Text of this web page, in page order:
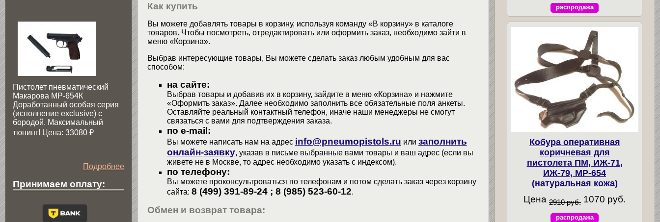
Как купить
Вы можете добавлять товары в корзину, используя команду «В корзину» в каталоге
товаров. Чтобы посмотреть, отредактировать или оформить заказ, необходимо зайти в
меню «Корзина».
Выбрав интересующие товары, Вы можете сделать заказ любым удобным для вас
способом:
на сайте:
Выбрав товары и добавив их в корзину, зайдите в меню «Корзина» и нажмите
«Оформить заказ». Далее необходимо заполнить все обязательные поля анкеты.
Оставляйте реальный контактный телефон, иначе наши менеджеры не смогут
связаться с вами для подтверждения заказа.
по e-mail:
Вы можете написать нам на адрес info@pneumopistols.ru или заполнить
онлайн-заявку, указав в письме выбранные вами товары и ваш адрес (если вы
живете не в Москве, то адрес необходимо указать с индексом).
по телефону:
Вы можете проконсультроваться по телефонам и потом сделать заказ через корзину
сайта: 8 (499) 391-89-24 ; 8 (985) 523-60-12.
Обмен и возврат товара:
Пистолет пневматический
Макарова МР-654К
Доработанный особая серия
(исполнение exclusive) c
бородой. Максимальный
тюнинг! Цена: 33080 ₽
Подробнее
Принимаем оплату:
распродажа
Кобура оперативная
коричневая для
пистолета ПМ, ИЖ-71,
ИЖ-79, МР-654
(натуральная кожа)
Цена 2910 руб. 1070 руб.
распродажа